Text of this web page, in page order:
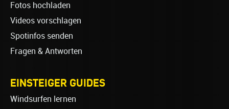
Fotos hochladen
Videos vorschlagen
Spotinfos senden
Fragen & Antworten
EINSTEIGER GUIDES
Windsurfen lernen